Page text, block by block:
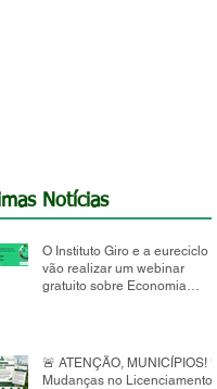
Notícias
O Instituto Giro e a eureciclo
vão realizar um webinar
gratuito sobre Economia
gestores públicos.
🚨 ATENÇÃO, MUNICÍPIOS! 🚨
Mudanças no Licenciamento